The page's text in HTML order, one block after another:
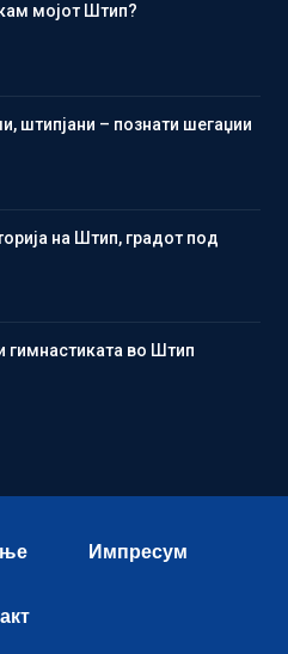
мојот Штип?
штипјани – познати шегаџии
на Штип, градот под
гимнастиката во Штип
Импресум